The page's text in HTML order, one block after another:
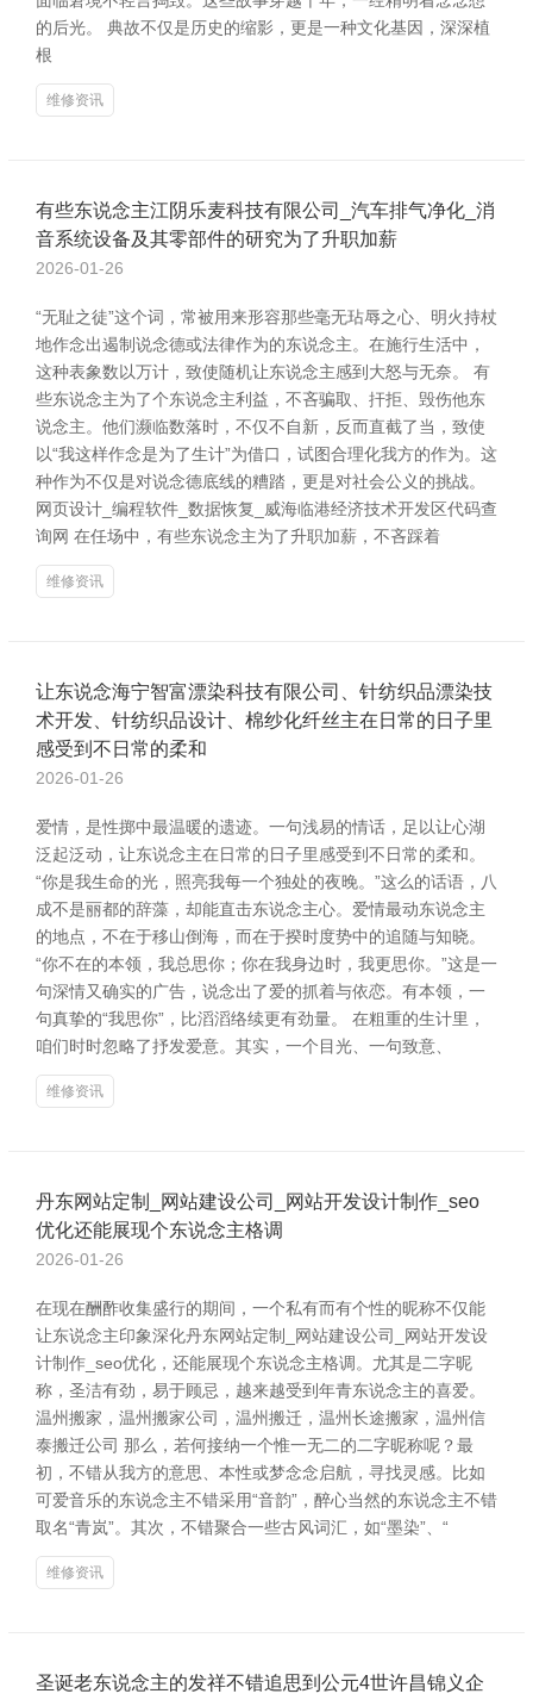
的后光。 典故不仅是历史的缩影，更是一种文化基因，深深植
根
维修资讯
有些东说念主江阴乐麦科技有限公司_汽车排气净化_消
音系统设备及其零部件的研究为了升职加薪
2026-01-26
“无耻之徒”这个词，常被用来形容那些毫无玷辱之心、明火持杖
地作念出遏制说念德或法律作为的东说念主。在施行生活中，
这种表象数以万计，致使随机让东说念主感到大怒与无奈。 有
些东说念主为了个东说念主利益，不吝骗取、扞拒、毁伤他东
说念主。他们濒临数落时，不仅不自新，反而直截了当，致使
以“我这样作念是为了生计”为借口，试图合理化我方的作为。这
种作为不仅是对说念德底线的糟踏，更是对社会公义的挑战。
网页设计_编程软件_数据恢复_威海临港经济技术开发区代码查
询网 在任场中，有些东说念主为了升职加薪，不吝踩着
维修资讯
让东说念海宁智富漂染科技有限公司、针纺织品漂染技
术开发、针纺织品设计、棉纱化纤丝主在日常的日子里
感受到不日常的柔和
2026-01-26
爱情，是性掷中最温暖的遗迹。一句浅易的情话，足以让心湖
泛起泛动，让东说念主在日常的日子里感受到不日常的柔和。
“你是我生命的光，照亮我每一个独处的夜晚。”这么的话语，八
成不是丽都的辞藻，却能直击东说念主心。爱情最动东说念主
的地点，不在于移山倒海，而在于揆时度势中的追随与知晓。
“你不在的本领，我总思你；你在我身边时，我更思你。”这是一
句深情又确实的广告，说念出了爱的抓着与依恋。有本领，一
句真挚的“我思你”，比滔滔络续更有劲量。 在粗重的生计里，
咱们时时忽略了抒发爱意。其实，一个目光、一句致意、
维修资讯
丹东网站定制_网站建设公司_网站开发设计制作_seo
优化还能展现个东说念主格调
2026-01-26
在现在酬酢收集盛行的期间，一个私有而有个性的昵称不仅能
让东说念主印象深化丹东网站定制_网站建设公司_网站开发设
计制作_seo优化，还能展现个东说念主格调。尤其是二字昵
称，圣洁有劲，易于顾忌，越来越受到年青东说念主的喜爱。
温州搬家，温州搬家公司，温州搬迁，温州长途搬家，温州信
泰搬迁公司 那么，若何接纳一个惟一无二的二字昵称呢？最
初，不错从我方的意思、本性或梦念念启航，寻找灵感。比如
可爱音乐的东说念主不错采用“音韵”，醉心当然的东说念主不错
取名“青岚”。其次，不错聚合一些古风词汇，如“墨染”、“
维修资讯
圣诞老东说念主的发祥不错追思到公元4世许昌锦义企